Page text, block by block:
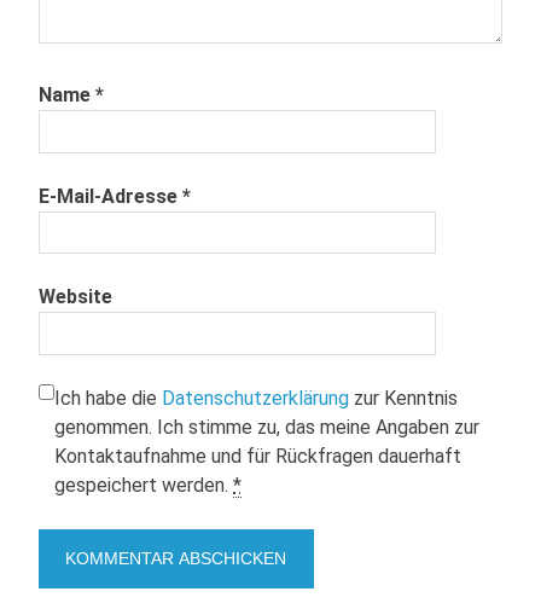
Name *
E-Mail-Adresse *
Website
Ich habe die Datenschutzerklärung zur Kenntnis
genommen. Ich stimme zu, das meine Angaben zur
Kontaktaufnahme und für Rückfragen dauerhaft
gespeichert werden. *